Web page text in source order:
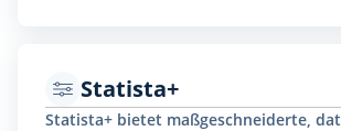
Statista+
Statista+ bietet maßgeschneiderte,